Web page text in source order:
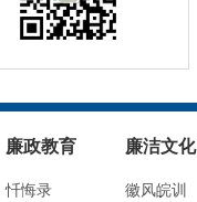
廉政教育
忏悔录
廉洁文化
徽风皖训